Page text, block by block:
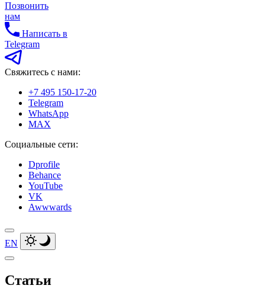
Позвонить
нам
Написать в
Telegram
Свяжитесь с нами:
+7 495 150-17-20
Telegram
WhatsApp
MAX
Социальные сети:
Dprofile
Behance
YouTube
VK
Awwwards
EN
Статьи